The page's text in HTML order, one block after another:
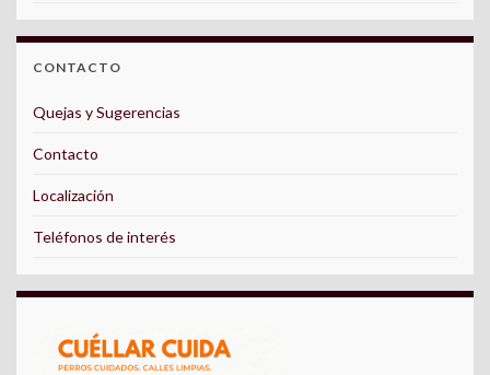
CONTACTO
Quejas y Sugerencias
Contacto
Localización
Teléfonos de interés